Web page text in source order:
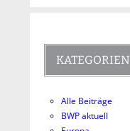
KATEGORIEN
Alle Beiträge
BWP aktuell